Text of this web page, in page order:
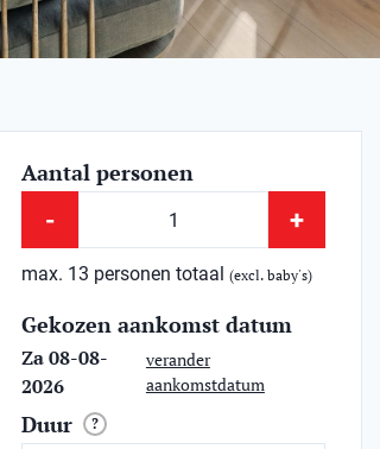
Aantal personen
- +
max. 13 personen totaal(excl. baby's)
Gekozen aankomst datum
Za 08-08-
2026
verander
aankomstdatum
Duur ?